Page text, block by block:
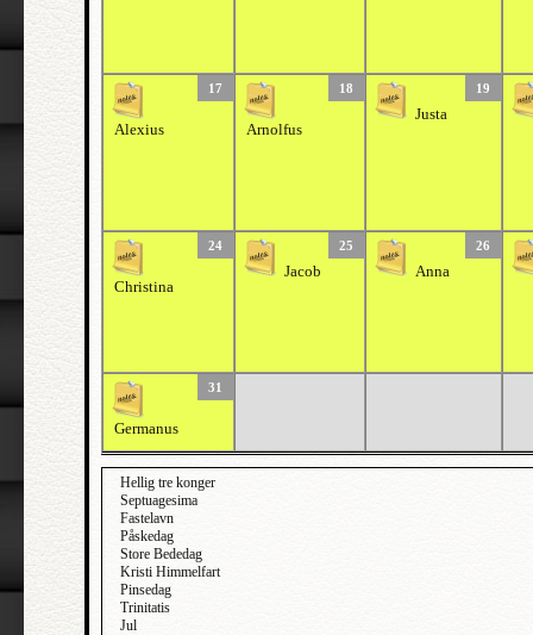
17
Alexius
18
Arnolfus
19
Justa
24
Christina
25
Jacob
26
Anna
31
Germanus
Hellig tre konger
Septuagesima
Fastelavn
Påskedag
Store Bededag
Kristi Himmelfart
Pinsedag
Trinitatis
Jul